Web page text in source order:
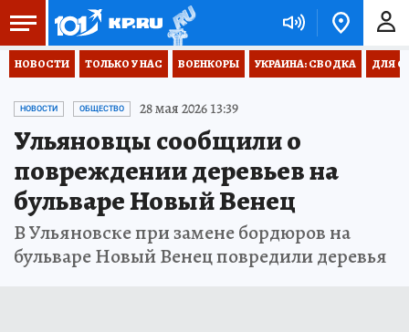
НОВОСТИ ТОЛЬКО У НАС ВОЕНКОРЫ УКРАИНА: СВОДКА ДЛЯ
НОВОСТИ ОБЩЕСТВО 28 мая 2026 13:39
Ульяновцы сообщили о
повреждении деревьев на
бульваре Новый Венец
В Ульяновске при замене бордюров на
бульваре Новый Венец повредили деревья